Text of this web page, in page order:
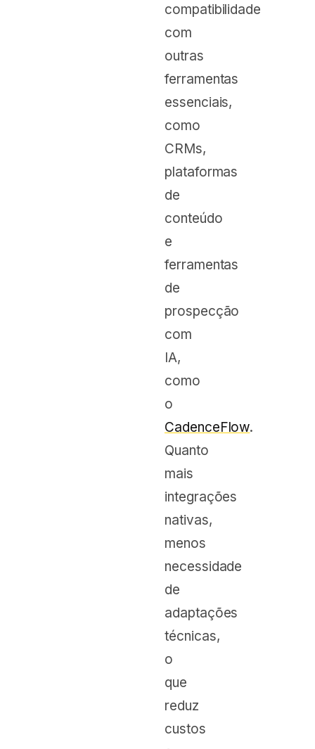
compatibilidade
com
outras
ferramentas
essenciais,
como
CRMs,
plataformas
de
conteúdo
e
ferramentas
de
prospecção
com
IA,
como
o
CadenceFlow.
Quanto
mais
integrações
nativas,
menos
necessidade
de
adaptações
técnicas,
o
que
reduz
custos